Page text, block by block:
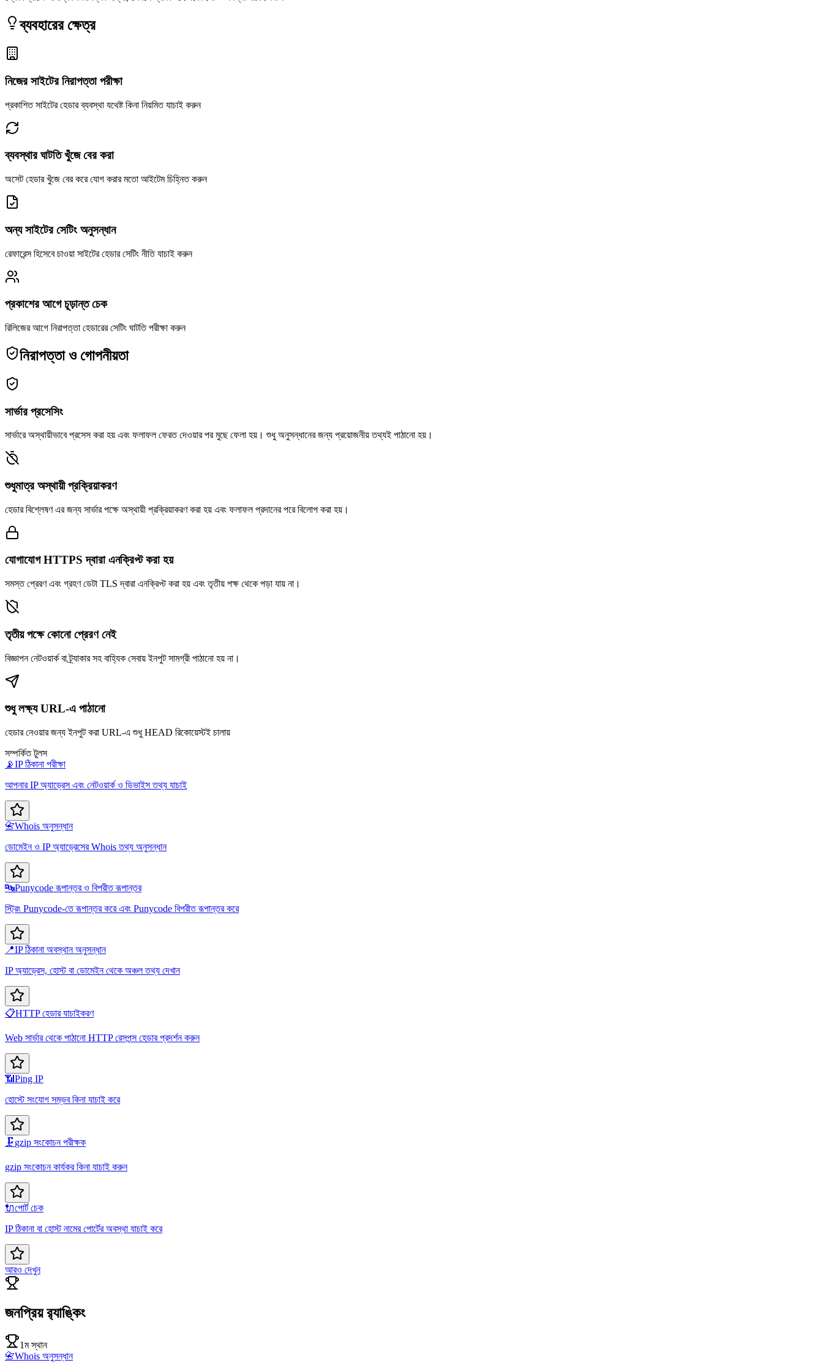
ব্যবহারের ক্ষেত্র
নিজের সাইটের নিরাপত্তা পরীক্ষা
প্রকাশিত সাইটের হেডার ব্যবস্থা যথেষ্ট কিনা নিয়মিত যাচাই করুন
ব্যবস্থার ঘাটতি খুঁজে বের করা
অসেট হেডার খুঁজে বের করে যোগ করার মতো আইটেম চিহ্নিত করুন
অন্য সাইটের সেটিং অনুসন্ধান
রেফারেন্স হিসেবে চাওয়া সাইটের হেডার সেটিং নীতি যাচাই করুন
প্রকাশের আগে চূড়ান্ত চেক
রিলিজের আগে নিরাপত্তা হেডারের সেটিং ঘাটতি পরীক্ষা করুন
নিরাপত্তা ও গোপনীয়তা
সার্ভার প্রসেসিং
সার্ভারে অস্থায়ীভাবে প্রসেস করা হয় এবং ফলাফল ফেরত দেওয়ার পর মুছে ফেলা হয়। শুধু অনুসন্ধানের জন্য প্রয়োজনীয় তথ্যই পাঠানো হয়।
শুধুমাত্র অস্থায়ী প্রক্রিয়াকরণ
হেডার বিশ্লেষণ এর জন্য সার্ভার পক্ষে অস্থায়ী প্রক্রিয়াকরণ করা হয় এবং ফলাফল প্রদানের পরে বিলোপ করা হয়।
যোগাযোগ HTTPS দ্বারা এনক্রিপ্ট করা হয়
সমস্ত প্রেরণ এবং গ্রহণ ডেটা TLS দ্বারা এনক্রিপ্ট করা হয় এবং তৃতীয় পক্ষ থেকে পড়া যায় না।
তৃতীয় পক্ষে কোনো প্রেরণ নেই
বিজ্ঞাপন নেটওয়ার্ক বা ট্র্যাকার সহ বাহ্যিক সেবায় ইনপুট সামগ্রী পাঠানো হয় না।
শুধু লক্ষ্য URL-এ পাঠানো
হেডার নেওয়ার জন্য ইনপুট করা URL-এ শুধু HEAD রিকোয়েস্টই চালায়
সম্পর্কিত টুলস
📡IP ঠিকানা পরীক্ষা
আপনার IP অ্যাড্রেস এবং নেটওয়ার্ক ও ডিভাইস তথ্য যাচাই
📇Whois অনুসন্ধান
ডোমেইন ও IP অ্যাড্রেসের Whois তথ্য অনুসন্ধান
🔤Punycode রূপান্তর ও বিপরীত রূপান্তর
স্ট্রিং Punycode-তে রূপান্তর করে এবং Punycode বিপরীত রূপান্তর করে
📍IP ঠিকানা অবস্থান অনুসন্ধান
IP অ্যাড্রেস, হোস্ট বা ডোমেইন থেকে অঞ্চল তথ্য দেখান
📋HTTP হেডার যাচাইকরণ
Web সার্ভার থেকে পাঠানো HTTP রেসপন্স হেডার প্রদর্শন করুন
📶 Ping IP
হোস্টে সংযোগ সম্ভব কিনা যাচাই করে
🗜️gzip সংকোচন পরীক্ষক
gzip সংকোচন কার্যকর কিনা যাচাই করুন
🔌পোর্ট চেক
IP ঠিকানা বা হোস্ট নামের পোর্টের অবস্থা যাচাই করে
আরও দেখুন
জনপ্রিয় র‍্যাঙ্কিং
1ম স্থান
📇Whois অনুসন্ধান